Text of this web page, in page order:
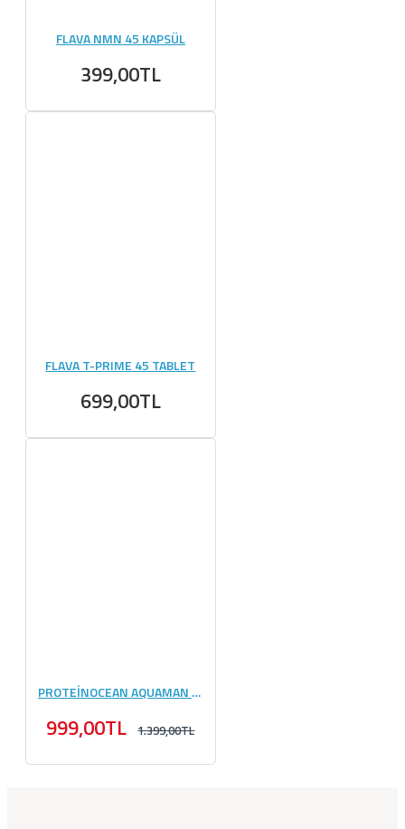
FLAVA NMN 45 KAPSÜL
399,00TL
FLAVA T-PRIME 45 TABLET
699,00TL
PROTEİNOCEAN AQUAMAN HYDROPRIME LIMITED EDITION 400 GR
999,00TL 1.399,00TL